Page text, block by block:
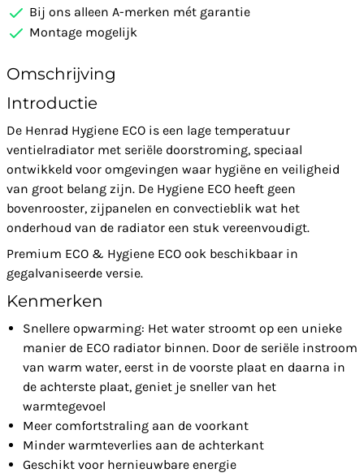
Bij ons alleen A-merken mét garantie
Montage mogelijk
Omschrijving
Introductie
De Henrad Hygiene ECO is een lage temperatuur
ventielradiator met seriële doorstroming, speciaal
ontwikkeld voor omgevingen waar hygiëne en veiligheid
van groot belang zijn. De Hygiene ECO heeft geen
bovenrooster, zijpanelen en convectieblik wat het
onderhoud van de radiator een stuk vereenvoudigt.
Premium ECO & Hygiene ECO ook beschikbaar in
gegalvaniseerde versie.
Kenmerken
Snellere opwarming: Het water stroomt op een unieke
manier de ECO radiator binnen. Door de seriële instroom
van warm water, eerst in de voorste plaat en daarna in
de achterste plaat, geniet je sneller van het
warmtegevoel
Meer comfortstraling aan de voorkant
Minder warmteverlies aan de achterkant
Geschikt voor hernieuwbare energie